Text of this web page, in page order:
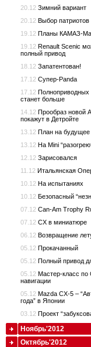
20.12 Зимний вариант
20.12 Выбор патриотов
19.12 Планы КАМАЗ-
19.12 Renault Scenic
полный привод
18.12 Запатентован!
17.12 Супер-Panda
17.12 Полноприводных
станет больше
14.12 Прообраз новой
покажут в Детройте
13.12 План на будущее
13.12 На Mini
12.12 Зарисовался
11.12 Итальянская
10.12 На испытаниях
10.12 Безопасный
07.12 Can-Am Trophy
07.12 CX в миниатюре
06.12 Возвращение
05.12 Прокачанный
05.12 Полный привод
05.12 Мастер-класс по
навигации
05.12 Mazda CX-5 –
года” в Японии
03.12 Проект
Ноябрь'2012
Октябрь'2012